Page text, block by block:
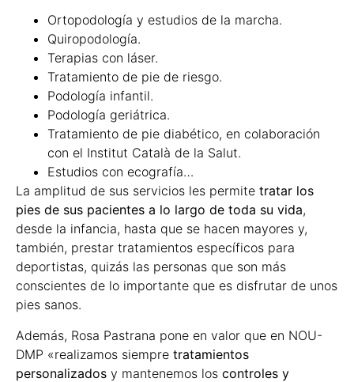
Ortopodología y estudios de la marcha.
Quiropodología.
Terapias con láser.
Tratamiento de pie de riesgo.
Podología infantil.
Podología geriátrica.
Tratamiento de pie diabético, en colaboración
con el Institut Català de la Salut.
Estudios con ecografía…
La amplitud de sus servicios les permite tratar los
pies de sus pacientes a lo largo de toda su vida,
desde la infancia, hasta que se hacen mayores y,
también, prestar tratamientos específicos para
deportistas, quizás las personas que son más
conscientes de lo importante que es disfrutar de unos
pies sanos.
Además, Rosa Pastrana pone en valor que en NOU-
DMP «realizamos siempre tratamientos
personalizados y mantenemos los controles y